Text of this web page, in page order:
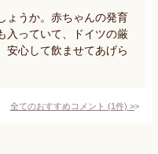
ょうか。赤ちゃんの発育
入っていて、ドイツの厳
安心して飲ませてあげら
全てのおすすめコメント (1件) >